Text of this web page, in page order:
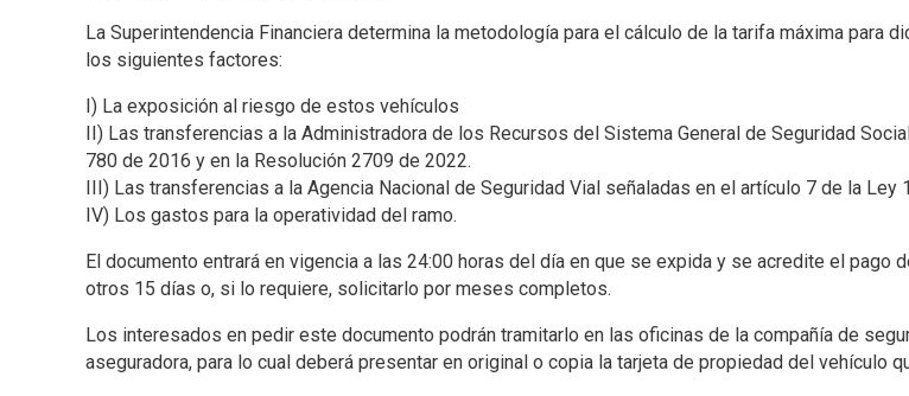
La Superintendencia Financiera determina la metodología para el cálculo de la tarifa máxima para
los siguientes factores:
I) La exposición al riesgo de estos vehículos
II) Las transferencias a la Administradora de los Recursos del Sistema General de Seguridad
780 de 2016 y en la Resolución 2709 de 2022.
III) Las transferencias a la Agencia Nacional de Seguridad Vial señaladas en el artículo 7 de la Ley
IV) Los gastos para la operatividad del ramo.
El documento entrará en vigencia a las 24:00 horas del día en que se expida y se acredite el pago
otros 15 días o, si lo requiere, solicitarlo por meses completos.
Los interesados en pedir este documento podrán tramitarlo en las oficinas de la compañía de
aseguradora, para lo cual deberá presentar en original o copia la tarjeta de propiedad del vehículo